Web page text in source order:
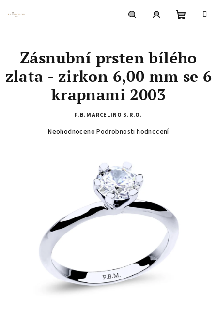
košík
Zásnubní prsten bílého
zlata - zirkon 6,00 mm se 6
krapnami 2003
F.B.MARCELINO S.R.O.
Průměrné
Neohodnoceno Podrobnosti hodnocení